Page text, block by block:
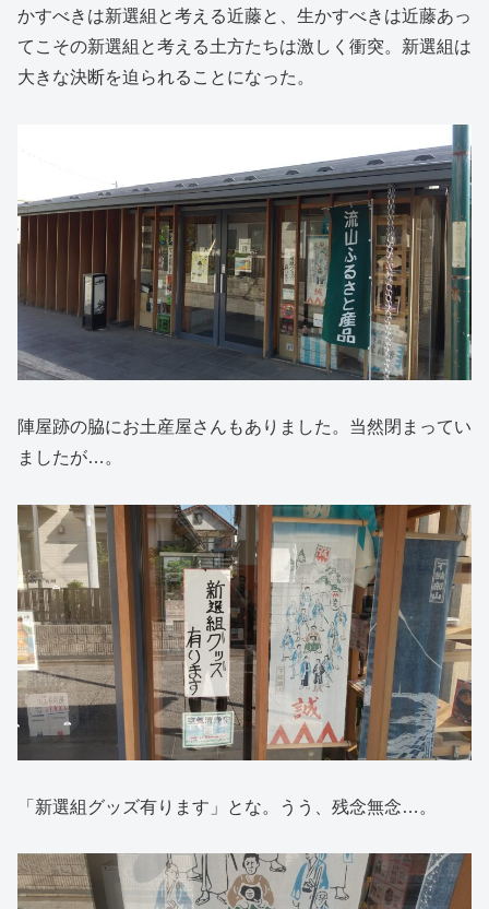
かすべきは新選組と考える近藤と、生かすべきは近藤あっ
てこその新選組と考える土方たちは激しく衝突。新選組は
大きな決断を迫られることになった。
陣屋跡の脇にお土産屋さんもありました。当然閉まってい
ましたが…。
「新選組グッズ有ります」とな。うう、残念無念…。